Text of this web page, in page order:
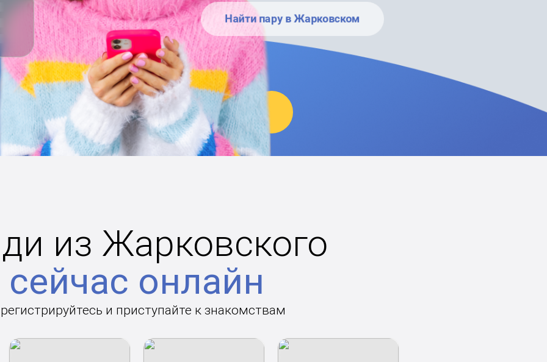
Найти пару в Жарковском
из Жарковского
сейчас онлайн
и приступайте к знакомствам